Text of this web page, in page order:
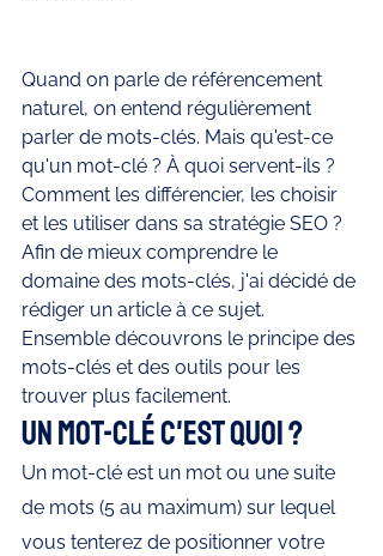
Quand on parle de référencement
naturel, on entend régulièrement
parler de mots-clés. Mais qu'est-ce
qu'un mot-clé ? À quoi servent-ils ?
Comment les différencier, les choisir
et les utiliser dans sa stratégie SEO ?
Afin de mieux comprendre le
domaine des mots-clés, j'ai décidé de
rédiger un article à ce sujet.
Ensemble découvrons le principe des
mots-clés et des outils pour les
trouver plus facilement.
Un mot-clé c'est quoi ?
Un mot-clé est un mot ou une suite
de mots (5 au maximum) sur lequel
vous tenterez de positionner votre